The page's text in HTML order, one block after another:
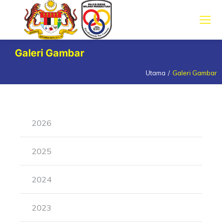
Galeri Gambar
Utama Galeri Gambar
2026
2025
2024
2023